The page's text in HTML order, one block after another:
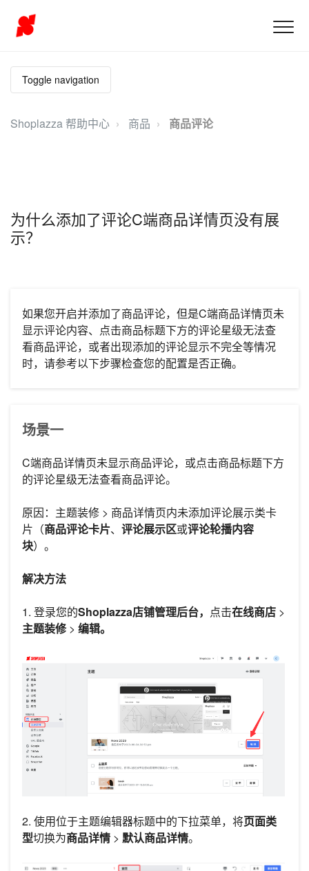
Toggle navigation
Shoplazza 帮助中心 商品 商品评论
为什么添加了评论C端商品详情页没有展
示？
如果您开启并添加了商品评论，但是C端商品详情页未
显示评论内容、点击商品标题下方的评论星级无法查
看商品评论，或者出现添加的评论显示不完全等情况
时，请参考以下步骤检查您的配置是否正确。
场景一
C端商品详情页未显示商品评论，或点击商品标题下方
的评论星级无法查看商品评论。
原因：主题装修 > 商品详情页内未添加评论展示类卡
片（商品评论卡片、 评论展示区或评论轮播内容
块）。
解决方法
1. 登录您的Shoplazza店铺管理后台， 点击在线商店 >
主题装修> 编辑。
2. 使用位于主题编辑器标题中的下拉菜单，将页面类
型切换为商品详情 > 默认商品详情。